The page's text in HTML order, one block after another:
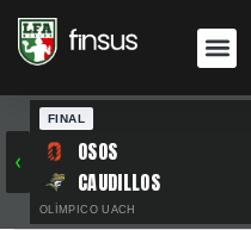
‹
FINAL
OSOS
CAUDILLOS
OLÍMPICO UACH